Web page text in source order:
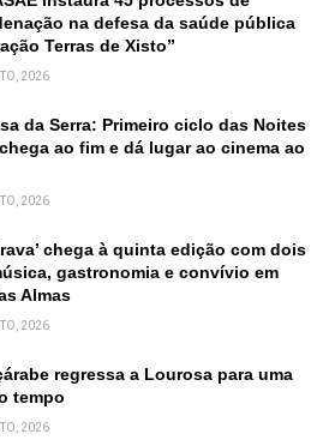
na defesa da saúde pública
Terras de Xisto”
2026
da Serra: Primeiro ciclo das Noites
ao fim e dá lugar ao cinema ao
2026
chega à quinta edição com dois
gastronomia e convívio em
Almas
2026
regressa a Lourosa para uma
tempo
2026